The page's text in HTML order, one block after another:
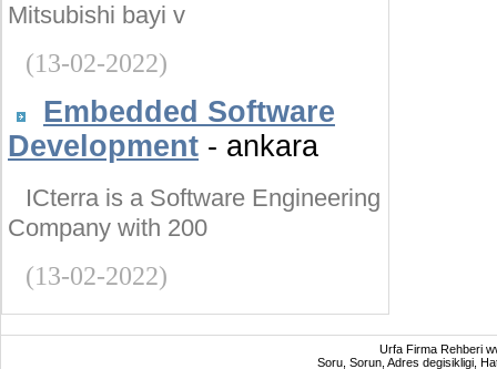
Mitsubishi bayi v
(13-02-2022)
Embedded Software
Development - ankara
ICterra is a Software Engineering
Company with 200
(13-02-2022)
Urfa Firma Rehberi
Soru, Sorun, Adres degisikligi,